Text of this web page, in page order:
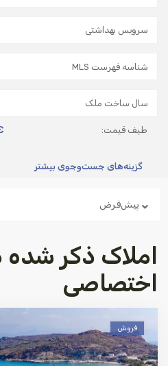
سرویس بهداشتی
طیف قیمت:
گزینه‌های جست‌وجوی بیشتر
پیش‌فرض
املاک ذکر شده
اختصاصی
فروش